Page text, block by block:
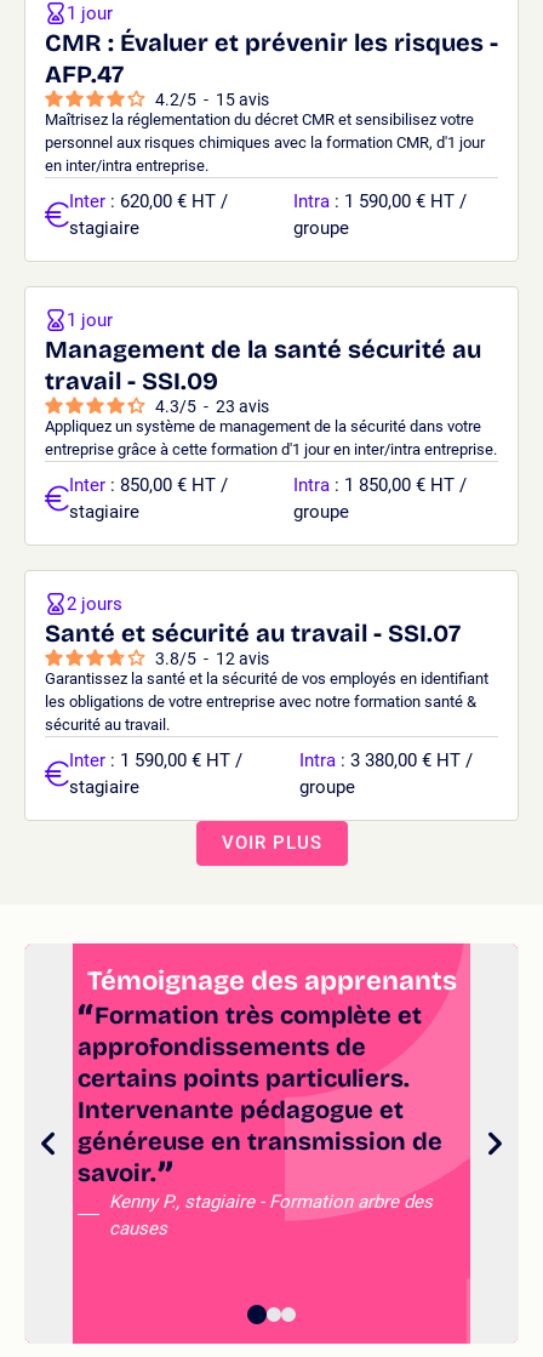
CMR : Évaluer et prévenir les risques -
AFP.47
4.2/5 - 15avis
Maîtrisez la réglementation du décret CMR et sensibilisez votre
personnel aux risques chimiques avec la formation CMR, d'1 jour
en inter/intra entreprise.
1 jour
Inter : 620,00 € HT /
stagiaire
Intra : 1 590,00 € HT /
groupe
Management de la santé sécurité au
travail - SSI.09
4.3/5 - 23 avis
Appliquez un système de management de la sécurité dans votre
entreprise grâce à cette formation d'1 jour en inter/intra entreprise.
1 jour
Inter : 850,00 € HT /
stagiaire
Intra : 1 850,00 € HT /
groupe
Santé et sécurité au travail - SSI.07
3.8/5 - 12 avis
Garantissez la santé et la sécurité de vos employés en identifiant
les obligations de votre entreprise avec notre formation santé &
sécurité au travail.
2 jours
Inter : 1 590,00 € HT /
stagiaire
Intra : 3 380,00 € HT /
groupe
VOIR PLUS
Témoignage des apprenants
Formation très complète et
approfondissements de
certains points particuliers.
Intervenante pédagogue et
généreuse en transmission de
savoir.
Kenny P., stagiaire - Formation arbre des
causes